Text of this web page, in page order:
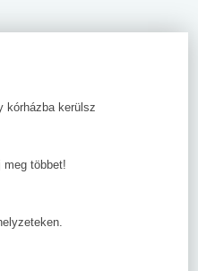
kórházba kerülsz
meg többet!